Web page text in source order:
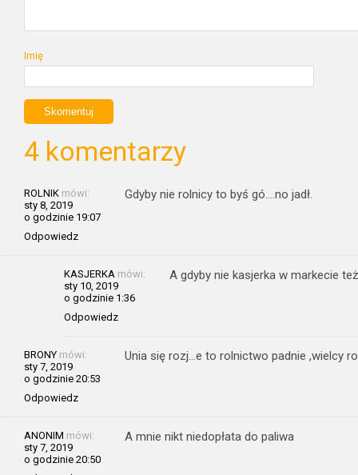
Imię
4 komentarzy
ROLNIK mówi:
sty 8, 2019
o godzinie 19:07
Odpowiedz
Gdyby nie rolnicy to byś gó….no jadł.
KASJERKA mówi:
sty 10, 2019
o godzinie 1:36
Odpowiedz
A gdyby nie kasjerka w markecie też
BRONY mówi:
sty 7, 2019
o godzinie 20:53
Odpowiedz
Unia się rozj…e to rolnictwo padnie ,wielcy
ANONIM mówi:
sty 7, 2019
o godzinie 20:50
A mnie nikt niedopłata do paliwa